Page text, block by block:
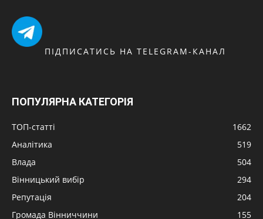
ПІДПИСАТИСЬ НА TELEGRAM-КАНАЛ
ПОПУЛЯРНА КАТЕГОРІЯ
ТОП-статті
1662
Аналітика
519
Влада
504
Вінницький вибір
294
Репутація
204
Громада Вінниччини
155